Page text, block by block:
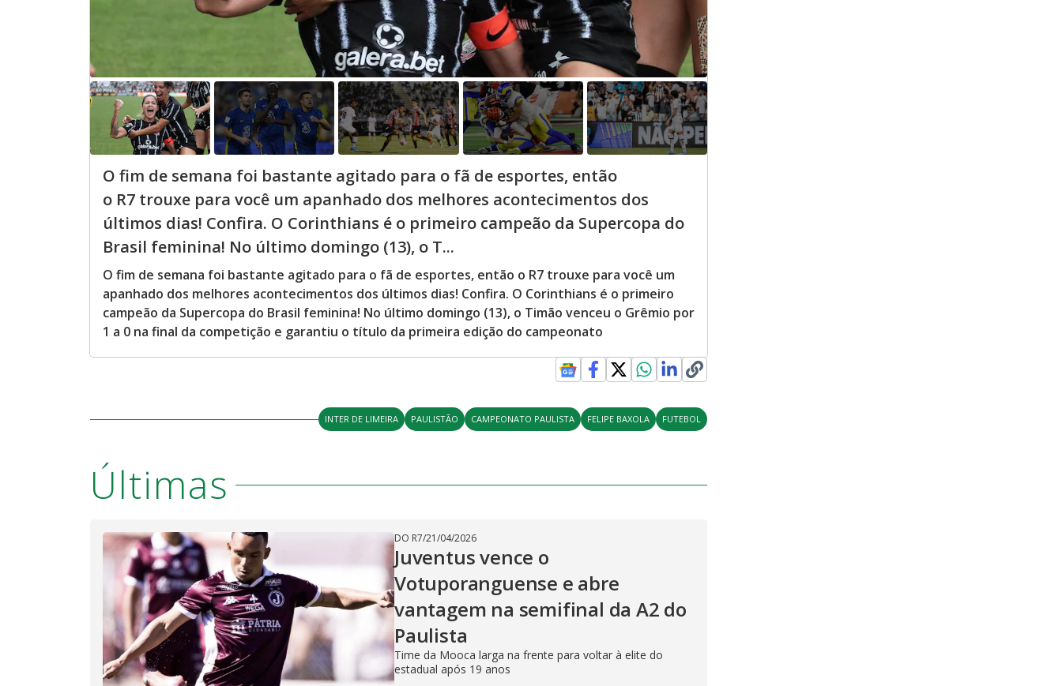
O fim de semana foi bastante agitado para o fã de esportes, então
o R7 trouxe para você um apanhado dos melhores acontecimentos dos
últimos dias! Confira. O Corinthians é o primeiro campeão da Supercopa do
Brasil feminina! No último domingo (13), o T...
O fim de semana foi bastante agitado para o fã de esportes, então o R7 trouxe para você um
apanhado dos melhores acontecimentos dos últimos dias! Confira. O Corinthians é o primeiro
campeão da Supercopa do Brasil feminina! No último domingo (13), o Timão venceu o Grêmio por
1 a 0 na final da competição e garantiu o título da primeira edição do campeonato
INTER DE LIMEIRA PAULISTÃO CAMPEONATO PAULISTA FELIPE BAXOLA FUTEBOL
Últimas
DO R7/21/04/2026
Juventus vence o
Votuporanguense e abre
vantagem na semifinal da A2 do
Paulista
Time da Mooca larga na frente para voltar à elite do
estadual após 19 anos